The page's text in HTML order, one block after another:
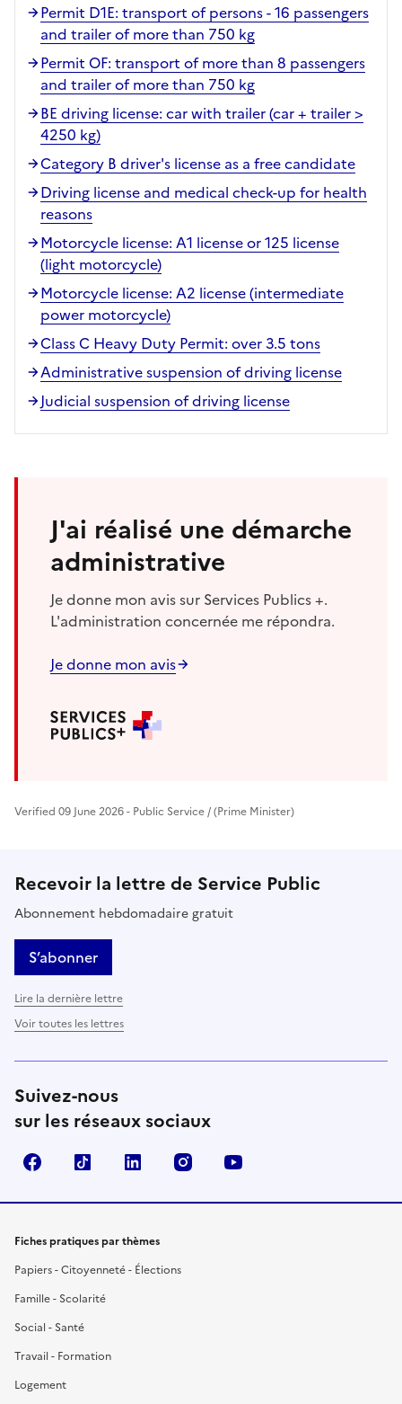
Permit D1E: transport of persons - 16 passengers
and trailer of more than 750 kg
Permit OF: transport of more than 8 passengers
and trailer of more than 750 kg
BE driving license: car with trailer (car + trailer >
4250 kg)
Category B driver's license as a free candidate
Driving license and medical check-up for health
reasons
Motorcycle license: A1 license or 125 license
(light motorcycle)
Motorcycle license: A2 license (intermediate
power motorcycle)
Class C Heavy Duty Permit: over 3.5 tons
Administrative suspension of driving license
Judicial suspension of driving license
J'ai réalisé une démarche
administrative
Je donne mon avis sur Services Publics +.
L'administration concernée me répondra.
Je donne mon avis
Verified 09 June 2026 - Public Service / (Prime Minister)
Recevoir la lettre de Service Public
Abonnement hebdomadaire gratuit
S’abonner
Lire la dernière lettre
Voir toutes les lettres
Suivez-nous
sur les réseaux sociaux
FacebookTikTok LinkedIn Instagram
Fiches pratiques par thèmes
Papiers - Citoyenneté - Élections
Famille - Scolarité
Social - Santé
Travail - Formation
Logement